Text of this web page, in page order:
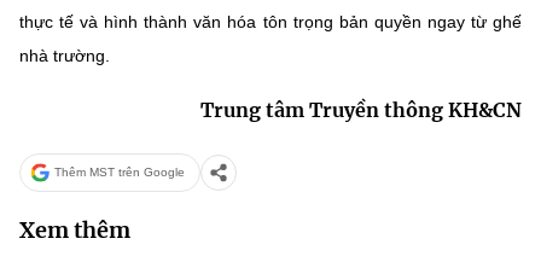
thực tế và hình thành văn hóa tôn trọng bản quyền ngay từ ghế
nhà trường.
Trung tâm Truyền thông KH&CN
Thêm MST trên Google
Xem thêm